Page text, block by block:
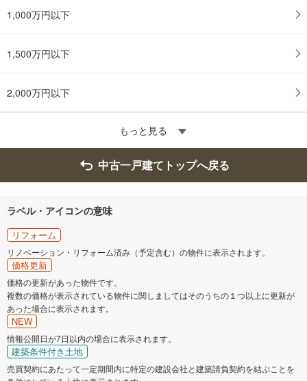
1,000万円以下
1,500万円以下
2,000万円以下
もっと見る
中古一戸建てトップへ戻る
ラベル・アイコンの意味
リフォーム
リノベーション・リフォーム済み（予定含む）の物件に表示されます。
価格更新
価格の更新があった物件です。
複数の価格が表示されている物件に関しましてはそのうちの１つ以上に更新が
あった場合に表示されます。
NEW
情報公開日が7日以内の場合に表示されます。
建築条件付き土地
売買契約にあたって一定期間内に特定の建設会社と建築請負契約を結ぶことを